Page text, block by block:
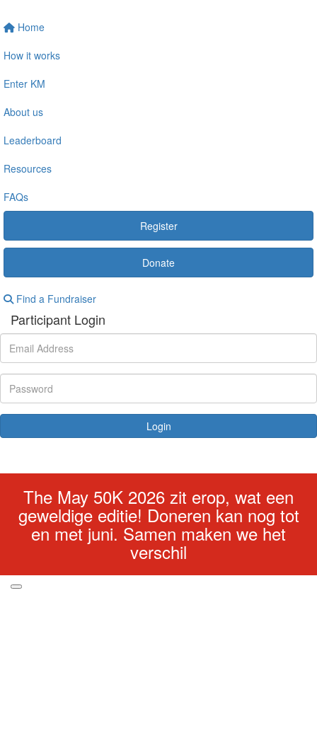
Home
How it works
Enter KM
About us
Leaderboard
Resources
FAQs
Register
Donate
Find a Fundraiser
Participant Login
Login
The May 50K 2026 zit erop, wat een
geweldige editie! Doneren kan nog tot
en met juni. Samen maken we het
verschil